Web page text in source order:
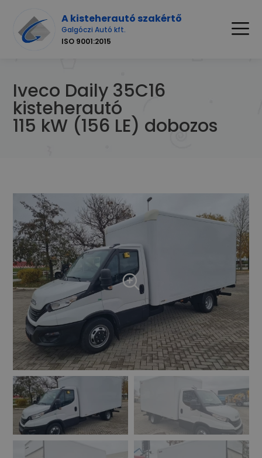
A kisteherautó szakértő
Galgóczi Autó kft.
ISO 9001:2015
Iveco Daily 35C16
kisteherautó
115 kW (156 LE) dobozos